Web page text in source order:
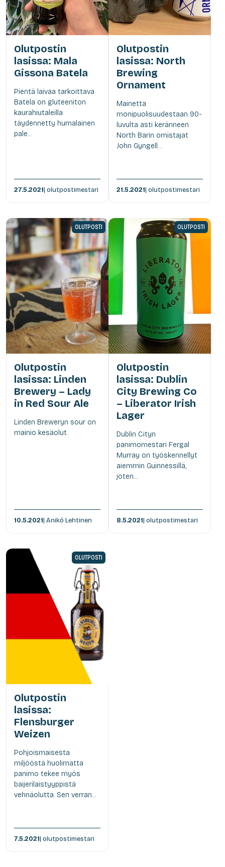
Olutpostin
lasissa: Mala
Gissona Batela
Pientä laivaa tarkoittava
Batela on gluteeniton
kaurahiutaleilla
täydennetty humalainen
pale...
27.5.2021| olutpostimestari
Olutpostin
lasissa: North
Brewing
Ornament
Mainetta
monipuolisuudestaan 90-
luvulta asti keränneen
North Barin omistajat
John Gyngell...
21.5.2021| olutpostimestari
OLUTPOSTI
Olutpostin
lasissa: Linden
Brewery – Lady
in Red Sour Ale
Linden Breweryn sour on
mainio kesäolut.
10.5.2021| Anikó Lehtinen
OLUTPOSTI
Olutpostin
lasissa: Dublin
City Brewing Co
– Liberator Irish
Lager
Dublin Cityn
panimomestari Fergal
Murray on työskennellyt
aiemmin Guinnessillä,
joten...
8.5.2021| olutpostimestari
OLUTPOSTI
Olutpostin
lasissa:
Flensburger
Weizen
Pohjoismaisesta
miljööstä huolimatta
panimo tekee myös
baijerilaistyyppistä
vehnäolutta. Sen verran...
7.5.2021| olutpostimestari